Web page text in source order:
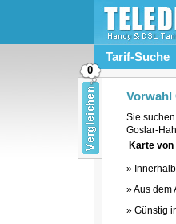
Tarif-Suche
Vorwahl
Sie
Goslar-
Karte
»
» Aus dem
» Günstig
0